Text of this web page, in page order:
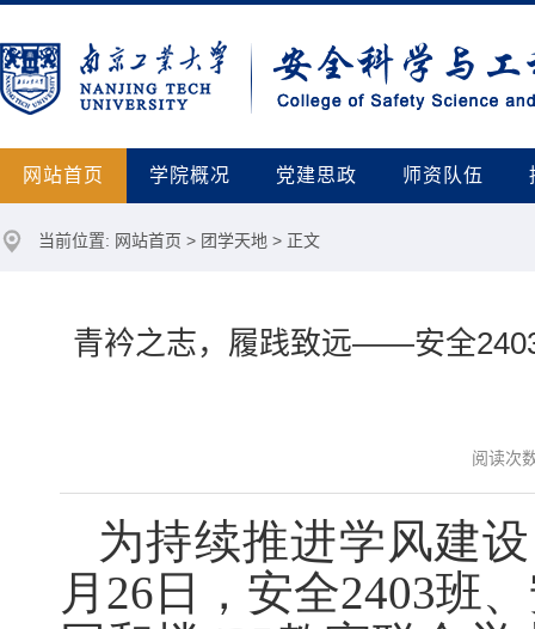
网站首页 学院概况 党建思政 师资队伍
当前位置: 网站首页 > 团学天地 > 正文
青衿之志，履践致远——安全
阅读次
为持续推进学风建
月26日，安全2403班